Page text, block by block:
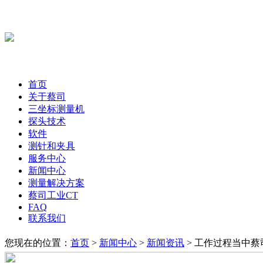
首页
关于蔡司
三坐标测量机
探头技术
软件
测针和夹具
服务中心
新闻中心
测量解决方案
蔡司工业CT
FAQ
联系我们
您现在的位置： 首页 > 新闻中心 > 新闻资讯 > 工作过程当中